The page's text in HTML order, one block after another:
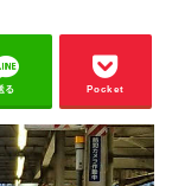
る Pocket